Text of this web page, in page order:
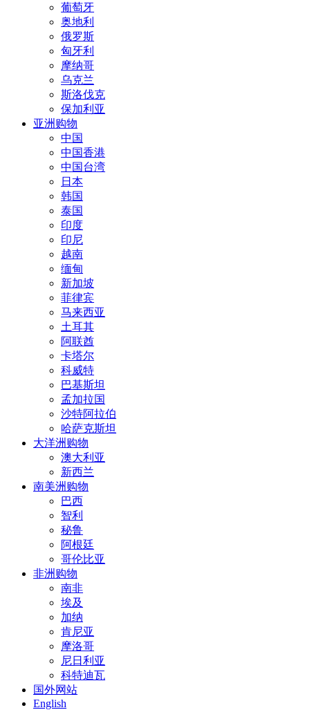
葡萄牙
奥地利
俄罗斯
匈牙利
摩纳哥
乌克兰
斯洛伐克
保加利亚
亚洲购物
中国
中国香港
中国台湾
日本
韩国
泰国
印度
印尼
越南
缅甸
新加坡
菲律宾
马来西亚
土耳其
阿联酋
卡塔尔
科威特
巴基斯坦
孟加拉国
沙特阿拉伯
哈萨克斯坦
大洋洲购物
澳大利亚
新西兰
南美洲购物
巴西
智利
秘鲁
阿根廷
哥伦比亚
非洲购物
南非
埃及
加纳
肯尼亚
摩洛哥
尼日利亚
科特迪瓦
国外网站
English